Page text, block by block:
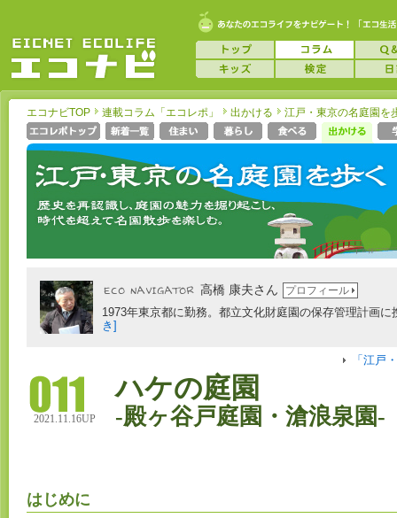
エコナビTOP 連載コラム「エコレポ」 出かける 江戸・東京の名庭園を
高橋 康夫さん
プロフィール
1973年東京都に勤務。都立文化財庭園の保存管理計画
き]
「江戸
2021.11.16UP
ハケの庭園
-殿ヶ谷戸庭園・滄浪泉園-
はじめに